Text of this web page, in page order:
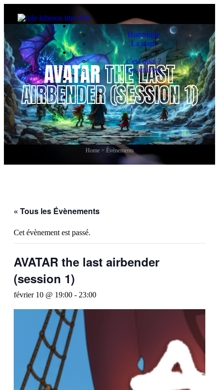
Historique
La team
c’est quoi ?
Les univers
AVATARTHE LAST
AIRBENDER (SESSION 1)
Home> Évènements
« Tous les Évènements
Cet évènement est passé.
AVATAR the last airbender
(session 1)
février 10 @ 19:00 - 23:00